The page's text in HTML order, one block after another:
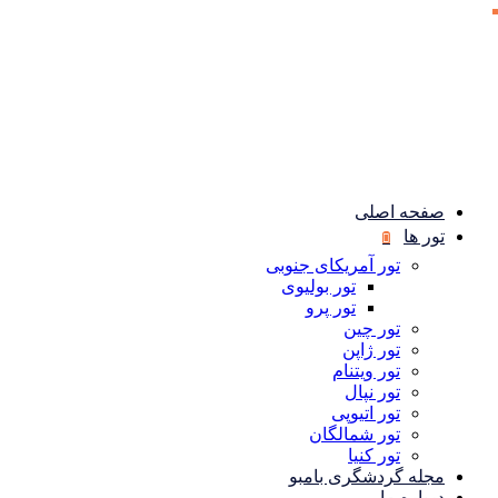
صفحه اصلی
تور ها
تور آمریکای جنوبی
تور بولیوی
تور پرو
تور چین
تور ژاپن
تور ویتنام
تور نپال
تور اتیوپی
تور شمالگان
تور کنیا
مجله گردشگری بامبو